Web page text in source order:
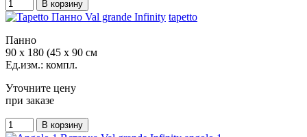
tapetto
Панно
90 x 180 (45 x 90 см
Ед.изм.: компл.
Уточните цену
при заказе